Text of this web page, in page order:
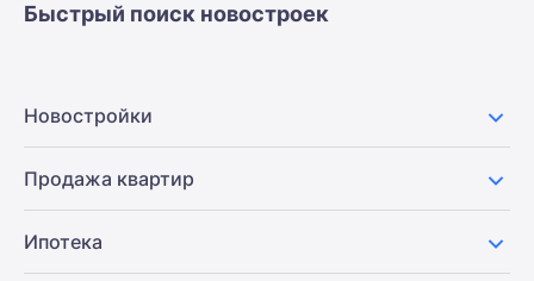
Быстрый поиск новостроек
Новостройки
Продажа квартир
Ипотека